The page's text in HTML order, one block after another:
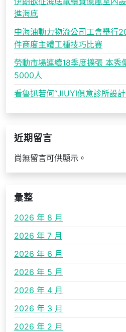
進海底
中海油動力物流公司工會舉行
件商度主體工種技巧比賽
勞動市場連續18季度擴張 本秀
5000人
看魯迅若何“JIUYI俱意診所設
近期留言
尚無留言可供顯示。
彙整
2026 年 8 月
2026 年 7 月
2026 年 6 月
2026 年 5 月
2026 年 4 月
2026 年 3 月
2026 年 2 月